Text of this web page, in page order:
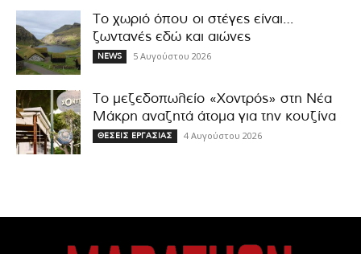
Το χωριό όπου οι στέγες είναι…
ζωντανές εδώ και αιώνες
NEWS 5 Αυγούστου 2026
Το μεζεδοπωλείο «Χοντρός» στη Νέα
Μάκρη αναζητά άτομα για την κουζίνα
ΘΕΣΕΙΣ ΕΡΓΑΣΙΑΣ 4 Αυγούστου 2026